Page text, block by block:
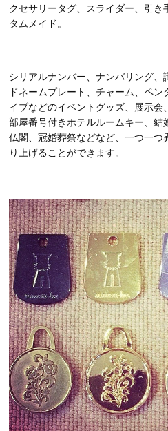
クセサリータグ、スライダー、引き
タムメイド。
シリアルナンバー、ナンバリング
ドネームプレート、チャーム、ペ
イブなどのイベントグッズ、展示会
部屋番号付きホテルルームキー、結
仏閣、冠婚葬祭などなど、一つ一
り上げることができます。